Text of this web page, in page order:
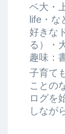
ベ大・
life・な
好きな
る）・
趣味：
子育て
ことの
ログを
しなが